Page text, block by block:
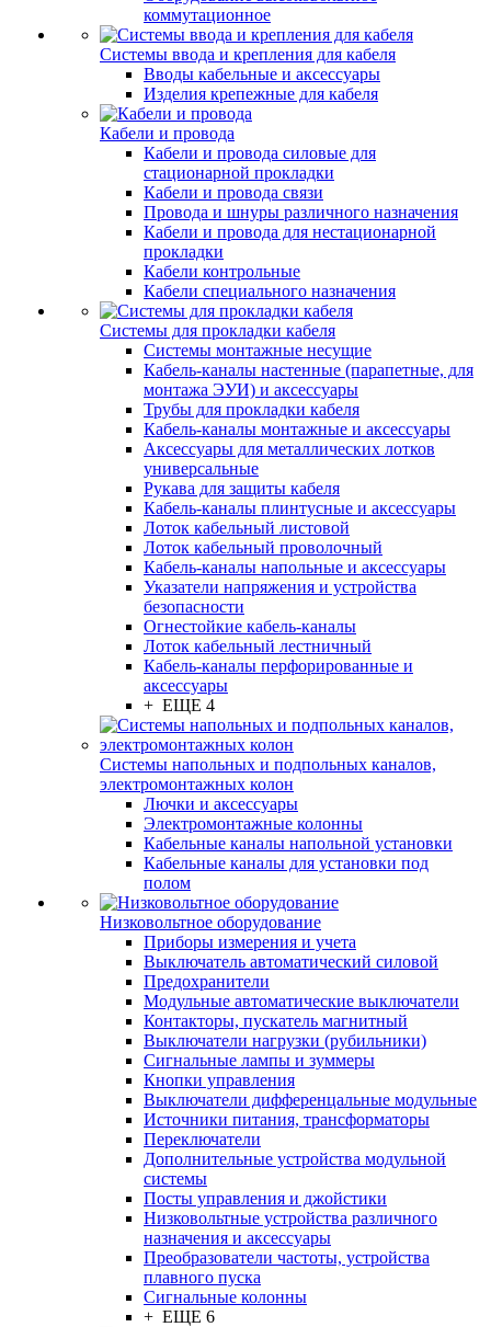
коммутационное
Системы ввода и крепления для кабеля
Вводы кабельные и аксессуары
Изделия крепежные для кабеля
Кабели и провода
Кабели и провода силовые для
стационарной прокладки
Кабели и провода связи
Провода и шнуры различного назначения
Кабели и провода для нестационарной
прокладки
Кабели контрольные
Кабели специального назначения
Системы для прокладки кабеля
Системы монтажные несущие
Кабель-каналы настенные (парапетные, для
монтажа ЭУИ) и аксессуары
Трубы для прокладки кабеля
Кабель-каналы монтажные и аксессуары
Аксессуары для металлических лотков
универсальные
Рукава для защиты кабеля
Кабель-каналы плинтусные и аксессуары
Лоток кабельный листовой
Лоток кабельный проволочный
Кабель-каналы напольные и аксессуары
Указатели напряжения и устройства
безопасности
Огнестойкие кабель-каналы
Лоток кабельный лестничный
Кабель-каналы перфорированные и
аксессуары
+ ЕЩЕ 4
Системы напольных и подпольных каналов,
электромонтажных колон
Лючки и аксессуары
Электромонтажные колонны
Кабельные каналы напольной установки
Кабельные каналы для установки под
полом
Низковольтное оборудование
Приборы измерения и учета
Выключатель автоматический силовой
Предохранители
Модульные автоматические выключатели
Контакторы, пускатель магнитный
Выключатели нагрузки (рубильники)
Сигнальные лампы и зуммеры
Кнопки управления
Выключатели дифференцальные модульные
Источники питания, трансформаторы
Переключатели
Дополнительные устройства модульной
системы
Посты управления и джойстики
Низковольтные устройства различного
назначения и аксессуары
Преобразователи частоты, устройства
плавного пуска
Сигнальные колонны
+ ЕЩЕ 6